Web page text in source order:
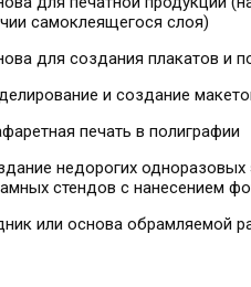
самоклеящегося слоя)
для создания плакатов и
и создание
печать в полиграфии
недорогих
стендов с нанесением
или основа обрамляемой